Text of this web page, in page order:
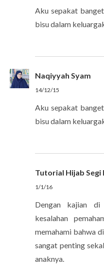
Aku sepakat
bisu dalam
Naqiyyah Syam
14/12/15
Aku sepakat
bisu dalam
Tutorial Hijab Segi
1/1/16
Dengan kajian
kesalahan
memahami bahwa
sangat penting
anaknya.